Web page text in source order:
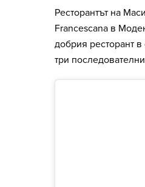
Ресторантът на
Francescana в
добрия ресторант
три